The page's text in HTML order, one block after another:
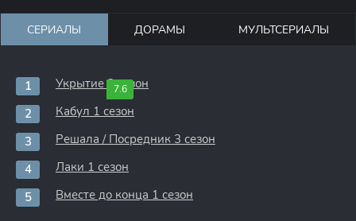
СЕРИАЛЫ ДОРАМЫ МУЛЬТСЕРИАЛЫ
7.6
Укрытие 3 сезон
Кабул 1 сезон
Решала / Посредник 3 сезон
Лаки 1 сезон
Вместе до конца 1 сезон